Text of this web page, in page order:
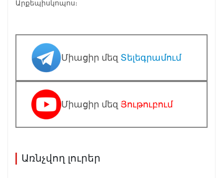
Արքեպիսկոպոս։
Միացիր մեզ Տելեգրամում
Միացիր մեզ Յութուբում
Առնչվող լուրեր